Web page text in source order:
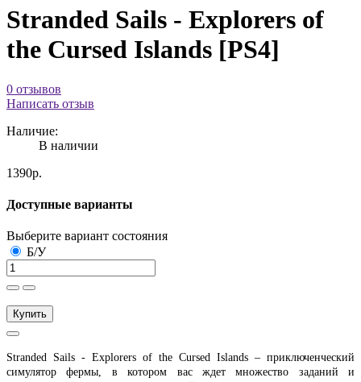
Stranded Sails - Explorers of
the Cursed Islands [PS4]
0 отзывов
Написать отзыв
Наличие:
В наличии
1390р.
Доступные варианты
Выберите вариант состояния
Б/У
Купить
Stranded Sails - Explorers of the Cursed Islands – приключенческий
симулятор фермы, в котором вас ждет множество заданий и